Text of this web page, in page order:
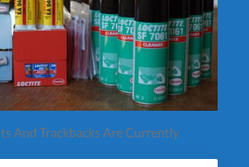
And Trackbacks Are Currently